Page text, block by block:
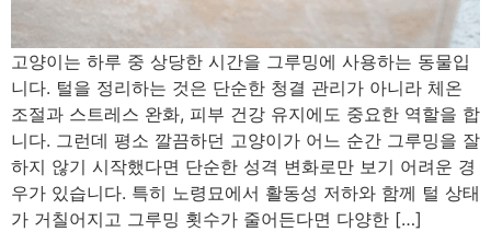
고양이는 하루 중 상당한 시간을 그루밍에 사용하는 동물입
니다. 털을 정리하는 것은 단순한 청결 관리가 아니라 체온
조절과 스트레스 완화, 피부 건강 유지에도 중요한 역할을 합
니다. 그런데 평소 깔끔하던 고양이가 어느 순간 그루밍을 잘
하지 않기 시작했다면 단순한 성격 변화로만 보기 어려운 경
우가 있습니다. 특히 노령묘에서 활동성 저하와 함께 털 상태
가 거칠어지고 그루밍 횟수가 줄어든다면 다양한 […]